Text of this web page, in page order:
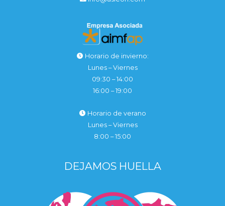
Horario de invierno:
Lunes – Viernes
09:30 – 14:00
16:00 – 19:00
Horario de verano
Lunes – Viernes
8:00 – 15:00
DEJAMOS HUELLA